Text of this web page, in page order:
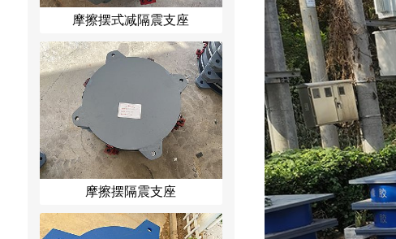
摩擦摆式减隔震支座
摩擦摆隔震支座